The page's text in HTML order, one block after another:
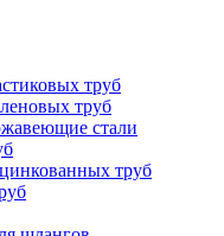
труб
труб
стали
труб